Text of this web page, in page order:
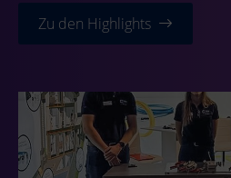
Zu den Highlights